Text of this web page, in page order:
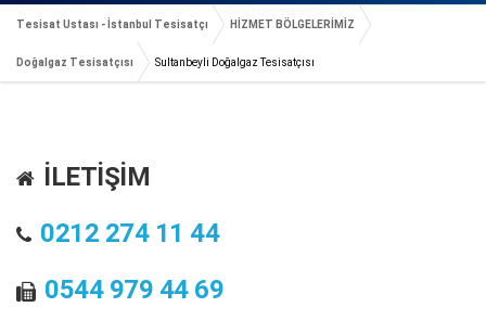
Tesisat Ustası - İstanbul Tesisatçı HİZMET BÖLGELERİMİZ
Doğalgaz Tesisatçısı Sultanbeyli Doğalgaz Tesisatçısı
İLETİŞİM
0212 274 11 44
0544 979 44 69